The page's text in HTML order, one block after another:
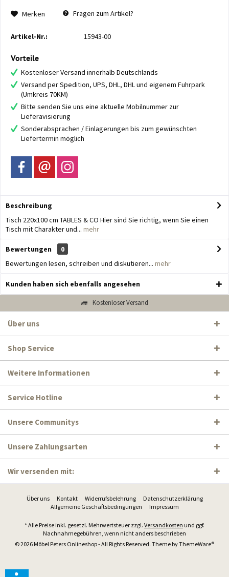
Merken Fragen zum Artikel?
Artikel-Nr.: 15943-00
Vorteile
Kostenloser Versand innerhalb Deutschlands
Versand per Spedition, UPS, DHL, DHL und eigenem Fuhrpark
(Umkreis 70KM)
Bitte senden Sie uns eine aktuelle Mobilnummer zur
Lieferavisierung
Sonderabsprachen / Einlagerungen bis zum gewünschten
Liefertermin möglich
Beschreibung
Tisch 220x100 cm TABLES & CO Hier sind Sie richtig, wenn Sie einen
Tisch mit Charakter und... mehr
Bewertungen
0
Bewertungen lesen, schreiben und diskutieren... mehr
Kunden haben sich ebenfalls angesehen
Kostenloser Versand
Über uns
Shop Service
Weitere Informationen
Service Hotline
Unsere Communitys
Unsere Zahlungsarten
Wir versenden mit:
Über uns Kontakt Widerrufsbelehrung
Datenschutzerklärung
Allgemeine Geschäftsbedingungen
Impressum
* Alle Preise inkl. gesetzl. Mehrwertsteuer zzgl. Versandkosten und ggf.
Nachnahmegebühren, wenn nicht anders beschrieben
© 2026 Möbel Peters Onlineshop - All Rights Reserved. Theme byThemeWare®